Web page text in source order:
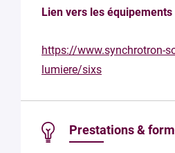
Lien vers les équipements
https://www.synchrotron-
lumiere/sixs
Prestations &